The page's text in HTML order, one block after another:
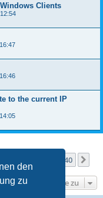
den
zu
Clients
to the current IP
40
Gehe zu